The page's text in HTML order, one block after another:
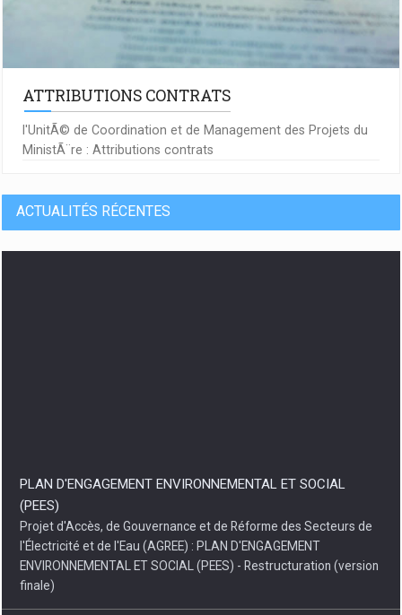
ATTRIBUTIONS CONTRATS
l'UnitÃ© de Coordination et de Management des Projets du
MinistÃ¨re : Attributions contrats
ACTUALITÉS RÉCENTES
PLAN D'ENGAGEMENT ENVIRONNEMENTAL ET SOCIAL
(PEES)
Projet d'Accès, de Gouvernance et de Réforme des Secteurs de
l'Électricité et de l'Eau (AGREE) : PLAN D'ENGAGEMENT
ENVIRONNEMENTAL ET SOCIAL (PEES) - Restructuration (version
finale)